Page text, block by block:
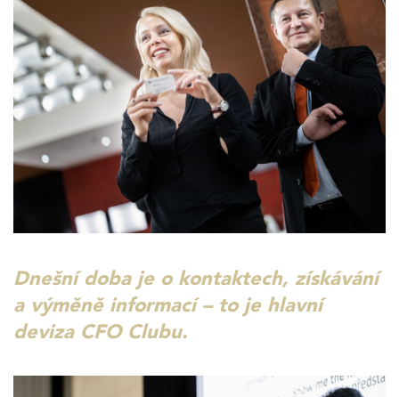
Dnešní doba je o kontaktech, získávání
a výměně informací – to je hlavní
deviza CFO Clubu.